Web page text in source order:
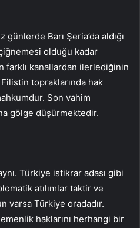
Barı Şeria’da aldığı
olduğu kadar
farklı kanallardan ilerlediğinin
topraklarında hak
Son vahim
gölge düşürmektedir.
Türkiye istikrar adası gibi
atılımlar taktir ve
varsa Türkiye oradadır.
haklarını herhangi bir